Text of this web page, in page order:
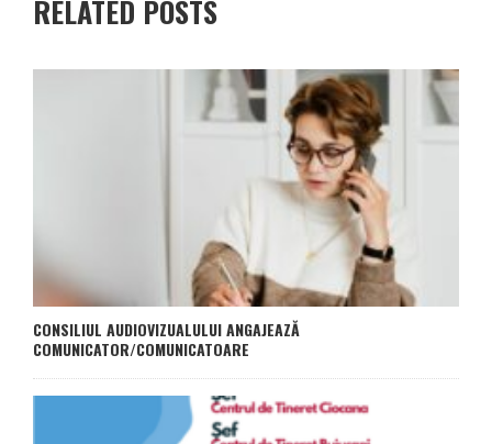
RELATED POSTS
CONSILIUL AUDIOVIZUALULUI ANGAJEAZĂ
COMUNICATOR/COMUNICATOARE